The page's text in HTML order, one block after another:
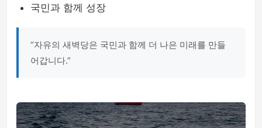
국민과 함께 성장
“자유의 새벽당은 국민과 함께 더 나은 미래를 만들
어갑니다.”